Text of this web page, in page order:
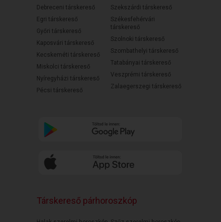
Debreceni társkereső
Egri társkereső
Győri társkereső
Kaposvári társkereső
Kecskeméti társkereső
Miskolci társkereső
Nyíregyházi társkereső
Pécsi társkereső
Szekszárdi társkereső
Székesfehérvári
társkereső
Szolnoki társkereső
Szombathelyi társkereső
Tatabányai társkereső
Veszprémi társkereső
Zalaegerszegi társkereső
Társkereső párhoroszkóp